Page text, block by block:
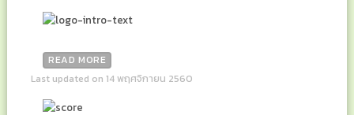
READ MORE
Last updated on 14 พฤศจิกายน 2560